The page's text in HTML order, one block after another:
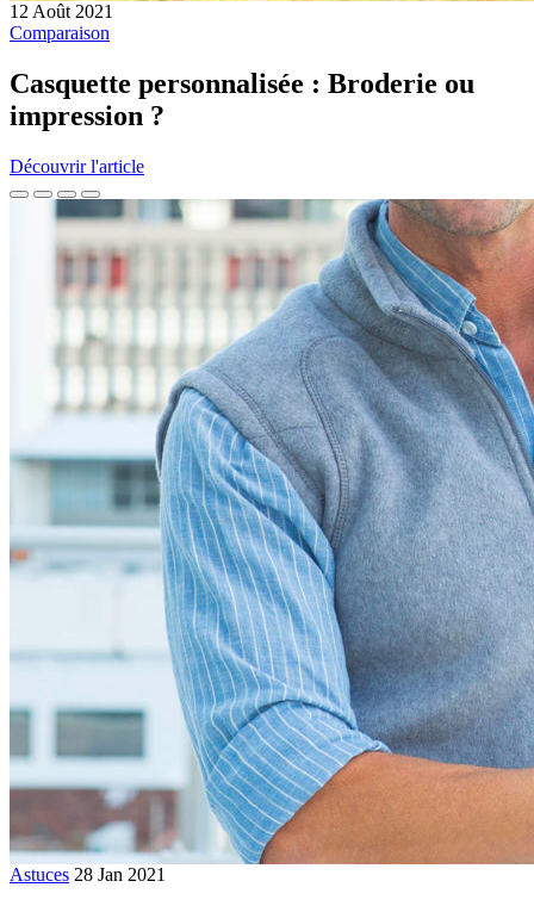
12 Août 2021
Comparaison
Casquette personnalisée : Broderie ou
impression ?
Découvrir l'article
Astuces 28 Jan 2021